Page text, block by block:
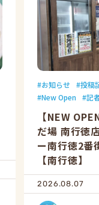
お知らせ 投稿
New Open
記
【NEW
だ場 南行徳
ー南行徳2番
【南行徳】
2026.08.07